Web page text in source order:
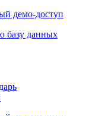
демо-доступ
базу данных